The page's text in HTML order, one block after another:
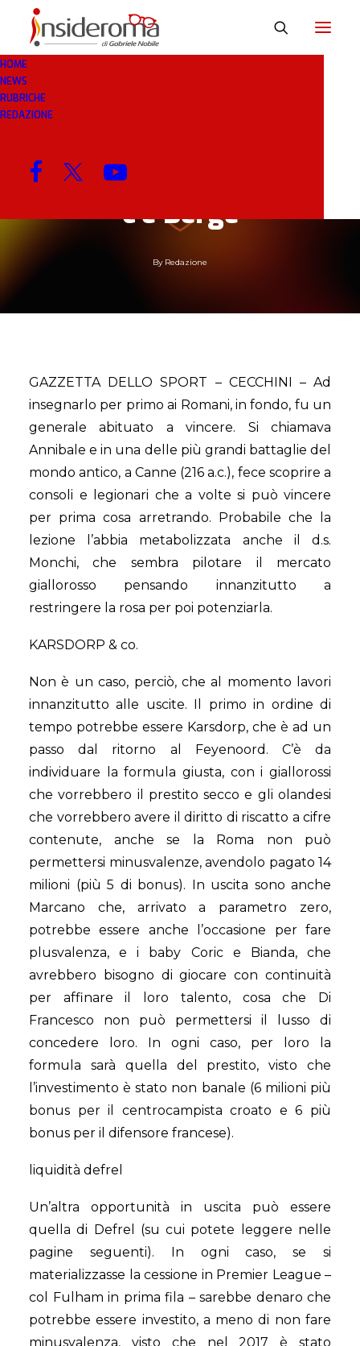
HOME
NEWS
RUBRICHE
REDAZIONE
3 GEN 2019
La Roma svolta a
destra: Karsdorp ciao,
c’è Berge
By Redazione
GAZZETTA DELLO SPORT – CECCHINI – Ad
insegnarlo per primo ai Romani, in fondo, fu un
generale abituato a vincere. Si chiamava
Annibale e in una delle più grandi battaglie del
mondo antico, a Canne (216 a.c.), fece scoprire a
consoli e legionari che a volte si può vincere
per prima cosa arretrando. Probabile che la
lezione l’abbia metabolizzata anche il d.s.
Monchi, che sembra pilotare il mercato
giallorosso pensando innanzitutto a
restringere la rosa per poi potenziarla.
KARSDORP & co.
Non è un caso, perciò, che al momento lavori
innanzitutto alle uscite. Il primo in ordine di
tempo potrebbe essere Karsdorp, che è ad un
passo dal ritorno al Feyenoord. C’è da
individuare la formula giusta, con i giallorossi
che vorrebbero il prestito secco e gli olandesi
che vorrebbero avere il diritto di riscatto a cifre
contenute, anche se la Roma non può
permettersi minusvalenze, avendolo pagato 14
milioni (più 5 di bonus). In uscita sono anche
Marcano che, arrivato a parametro zero,
potrebbe essere anche l’occasione per fare
plusvalenza, e i baby Coric e Bianda, che
avrebbero bisogno di giocare con continuità
per affinare il loro talento, cosa che Di
Francesco non può permettersi il lusso di
concedere loro. In ogni caso, per loro la
formula sarà quella del prestito, visto che
l’investimento è stato non banale (6 milioni più
bonus per il centrocampista croato e 6 più
bonus per il difensore francese).
liquidità defrel
Un’altra opportunità in uscita può essere
quella di Defrel (su cui potete leggere nelle
pagine seguenti). In ogni caso, se si
materializzasse la cessione in Premier League –
col Fulham in prima fila – sarebbe denaro che
potrebbe essere investito, a meno di non fare
minusvalenza, visto che nel 2017 è stato